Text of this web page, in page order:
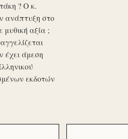
? Ο κ.
ανάπτυξη στο
μυθική αξία ;
έχει άμεση
εκδοτών